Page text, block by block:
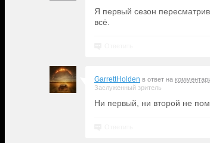
Я первый сезон
всё.
GarrettHolden в ответ на
Заслуженный зритель
Ни первый, ни второй не